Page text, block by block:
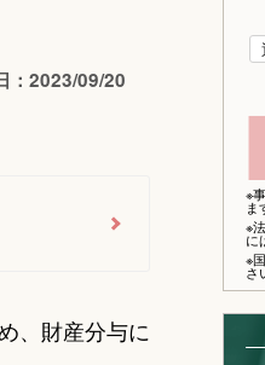
：2023/09/20
、財産分与に
※
ま
※
に
※
さ